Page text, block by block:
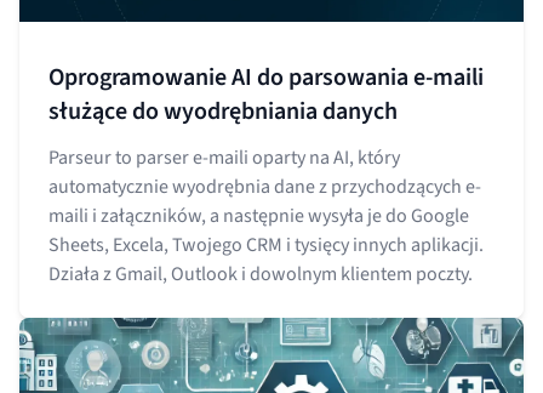
Oprogramowanie AI do parsowania e-maili
służące do wyodrębniania danych
Parseur to parser e-maili oparty na AI, który
automatycznie wyodrębnia dane z przychodzących e-
maili i załączników, a następnie wysyła je do Google
Sheets, Excela, Twojego CRM i tysięcy innych aplikacji.
Działa z Gmail, Outlook i dowolnym klientem poczty.